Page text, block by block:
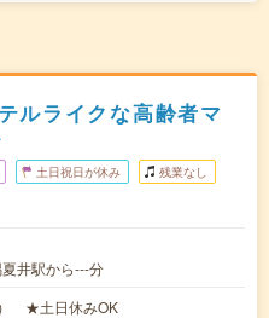
ルライクな高齢者マ
土日祝日が休み 残業なし
井駅から---分
） ★土日休みOK